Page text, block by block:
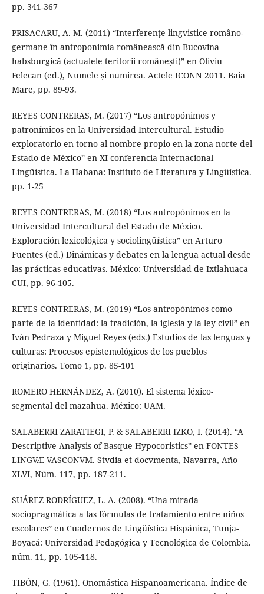
pp. 341-367
PRISACARU, A. M. (2011) “Interferenţe lingvistice româno-
germane în antroponimia românească din Bucovina
habsburgică (actualele teritorii românești)” en Oliviu
Felecan (ed.), Numele și numirea. Actele ICONN 2011. Baia
Mare, pp. 89-93.
REYES CONTRERAS, M. (2017) “Los antropónimos y
patronímicos en la Universidad Intercultural. Estudio
exploratorio en torno al nombre propio en la zona norte del
Estado de México” en XI conferencia Internacional
Lingüística. La Habana: Instituto de Literatura y Lingüística.
pp. 1-25
REYES CONTRERAS, M. (2018) “Los antropónimos en la
Universidad Intercultural del Estado de México.
Exploración lexicológica y sociolingüística” en Arturo
Fuentes (ed.) Dinámicas y debates en la lengua actual desde
las prácticas educativas. México: Universidad de Ixtlahuaca
CUI, pp. 96-105.
REYES CONTRERAS, M. (2019) “Los antropónimos como
parte de la identidad: la tradición, la iglesia y la ley civil” en
Iván Pedraza y Miguel Reyes (eds.) Estudios de las lenguas y
culturas: Procesos epistemológicos de los pueblos
originarios. Tomo 1, pp. 85-101
ROMERO HERNÁNDEZ, A. (2010). El sistema léxico-
segmental del mazahua. México: UAM.
SALABERRI ZARATIEGI, P. & SALABERRI IZKO, I. (2014). “A
Descriptive Analysis of Basque Hypocoristics” en FONTES
LINGVÆ VASCONVM. Stvdia et docvmenta, Navarra, Año
XLVI, Núm. 117, pp. 187-211.
SUÁREZ RODRÍGUEZ, L. A. (2008). “Una mirada
sociopragmática a las fórmulas de tratamiento entre niños
escolares” en Cuadernos de Lingüística Hispánica, Tunja-
Boyacá: Universidad Pedagógica y Tecnológica de Colombia.
núm. 11, pp. 105-118.
TIBÓN, G. (1961). Onomástica Hispanoamericana. Índice de